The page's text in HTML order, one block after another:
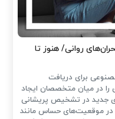
روانی/ هنوز تا
برای دریافت
را در میان متخصصان ایجاد
جدید در تشخیص پریشانی
در موقعیت‌های حساس مانند